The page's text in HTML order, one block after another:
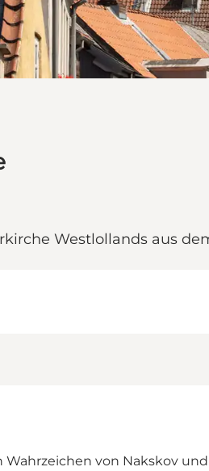
Westlollands aus
Wahrzeichen von Nakskov